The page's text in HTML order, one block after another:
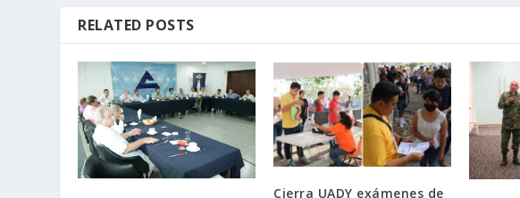
RELATED POSTS
Cierra UADY exámenes de